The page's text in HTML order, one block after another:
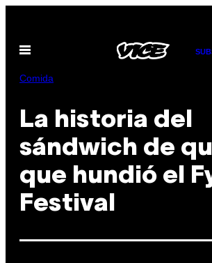
contenido
Abrir
Comida
La historia del
sándwich de
que hundió el
Festival